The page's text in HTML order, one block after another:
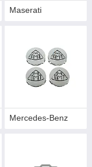
Maserati
Mercedes-Benz